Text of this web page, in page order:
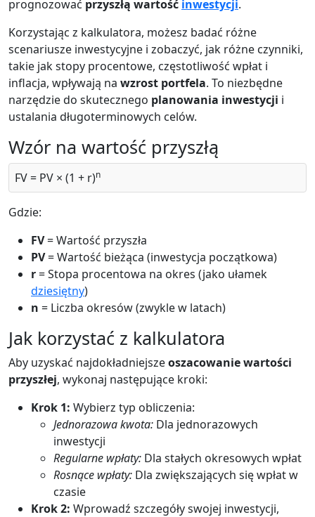
prognozować przyszłą wartość inwestycji.
Korzystając z kalkulatora, możesz badać różne
scenariusze inwestycyjne i zobaczyć, jak różne czynniki,
takie jak stopy procentowe, częstotliwość wpłat i
inflacja, wpływają na wzrost portfela. To niezbędne
narzędzie do skutecznego planowania inwestycji i
ustalania długoterminowych celów.
Wzór na wartość przyszłą
FV = PV × (1 + r)n
Gdzie:
FV= Wartość przyszła
PV= Wartość bieżąca (inwestycja początkowa)
r= Stopa procentowa na okres (jako ułamek
dziesiętny)
n = Liczba okresów (zwykle w latach)
Jak korzystać z kalkulatora
Aby uzyskać najdokładniejszeoszacowanie wartości
przyszłej, wykonaj następujące kroki:
Krok 1: Wybierz typ obliczenia:
Jednorazowa kwota: Dla jednorazowych
inwestycji
Regularne wpłaty: Dla stałych okresowych wpłat
Rosnące wpłaty: Dla zwiększających się wpłat w
czasie
Krok 2: Wprowadź szczegóły swojej inwestycji,